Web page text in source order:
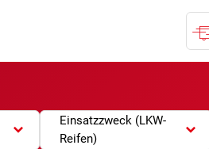
Einsatzzweck (LKW-
Reifen)